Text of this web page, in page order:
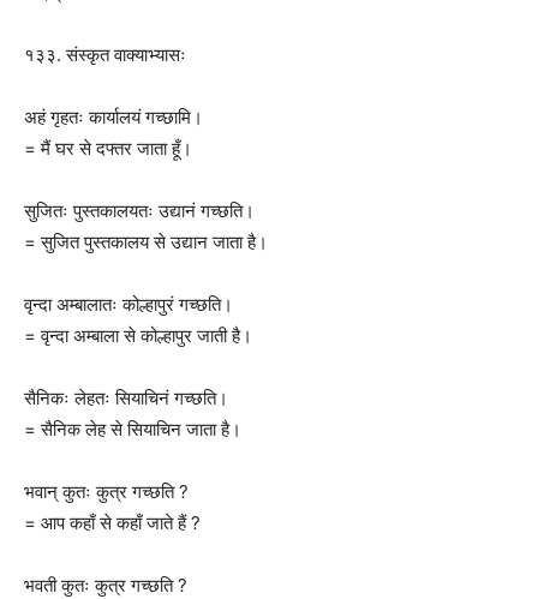
१३३. संस्कृत वाक्याभ्यासः
अहं गृहतः कार्यालयं गच्छामि।
= मैं घर से दफ्तर जाता हूँ।
सुजितः पुस्तकालयतः उद्यानं गच्छति।
= सुजित पुस्तकालय से उद्यान जाता है।
वृन्दा अम्बालातः कोल्हापुरं गच्छति।
= वृन्दा अम्बाला से कोल्हापुर जाती है।
सैनिकः लेहतः सियाचिनं गच्छति।
= सैनिक लेह से सियाचिन जाता है।
भवान् कुतः कुत्र गच्छति ?
= आप कहाँ से कहाँ जाते हैं ?
भवती कुतः कुत्र गच्छति ?